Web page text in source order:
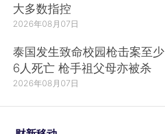
大多数指控
2026年08月07日
泰国发生致命校园枪击案至少
6人死亡 枪手祖父母亦被杀
2026年08月07日